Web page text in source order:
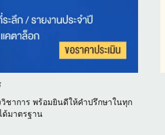
ชาการ พร้อมยินดีให้คำปรึกษาในทุก
มาตรฐาน